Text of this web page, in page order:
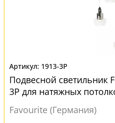
1913-3P
Подвесной светильник
3P для натяжных
Favourite (Германия)